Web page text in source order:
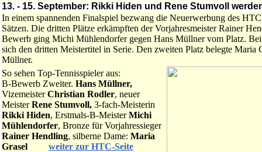
13. - 15. September: Rikki Hiden und Rene Stumvoll
In einem spannenden Finalspiel bezwang die Neuerwerbung des
Sätzen. Die dritten Plätze erkämpften der Vorjahresmeister Rainer
Bewerb ging Michi Mühlendorfer gegen Hans Müllner vom Platz.
sich den dritten Meistertitel in Serie. Den zweiten Platz belegte
Müllner.
So sehen Top-Tennisspieler aus:
B-Bewerb Zweiter. Hans Müllner,
VizemeisterChristian Rodler, neuer
MeisterRene Stumvoll, 3-fach-Meisterin
Rikki Hiden, Erstmals-B-MeisterMichi
Mühlendorfer, Bronze für Vorjahressieger
Rainer Hendling, silberne Dame: Maria
Grasel weiter zur HTC-Seite